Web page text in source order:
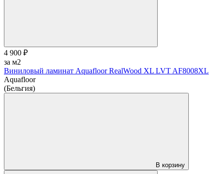
4 900 ₽
за м2
Виниловый ламинат Aquafloor RealWood XL LVT AF8008XL
Aquafloor
(Бельгия)
В корзину